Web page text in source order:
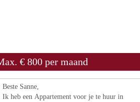
€ 800 per maand